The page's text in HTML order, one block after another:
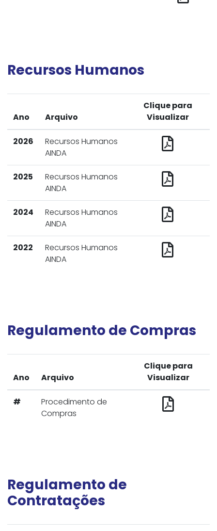
Recursos Humanos
Ano Arquivo
Clique para
Visualizar
2026
Recursos Humanos
AINDA
2025
Recursos Humanos
AINDA
2024
Recursos Humanos
AINDA
2022
Recursos Humanos
AINDA
Regulamento de Compras
Ano Arquivo
Clique para
Visualizar
#
Procedimento de
Compras
Regulamento de
Contratações